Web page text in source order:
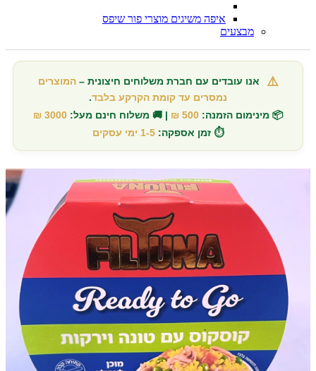
איפה משיגים מוצרי פור שיפס
מבצעים
⚠️ אנו עובדים עם חברת משלוחים חיצונית –המוצרים
נמסרים עד קומת הקרקע בלבד.
📦 מינימום הזמנה: 500 ₪ | 🚚 משלוח חינם מעל: 3000 ₪
⏱️ זמן אספקה: 1-5 ימי עסקים